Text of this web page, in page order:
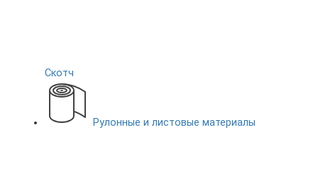
Скотч
Рулонные и листовые материалы